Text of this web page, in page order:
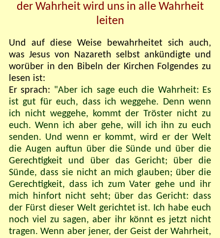
der Wahrheit wird uns in alle Wahrheit
leiten
Und auf diese Weise bewahrheitet sich auch,
was Jesus von Nazareth selbst ankündigte und
worüber in den Bibeln der Kirchen Folgendes zu
lesen ist:
Er sprach: "Aber ich sage euch die Wahrheit: Es
ist gut für euch, dass ich weggehe. Denn wenn
ich nicht weggehe, kommt der Tröster nicht zu
euch. Wenn ich aber gehe, will ich ihn zu euch
senden. Und wenn er kommt, wird er der Welt
die Augen auftun über die Sünde und über die
Gerechtigkeit und über das Gericht; über die
Sünde, dass sie nicht an mich glauben; über die
Gerechtigkeit, dass ich zum Vater gehe und ihr
mich hinfort nicht seht; über das Gericht: dass
der Fürst dieser Welt gerichtet ist. Ich habe euch
noch viel zu sagen, aber ihr könnt es jetzt nicht
tragen. Wenn aber jener, der Geist der Wahrheit,